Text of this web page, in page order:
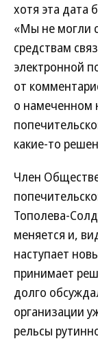
хотя эта дата
«Мы не могли
средствам
электронной
от
о намеченном
какие-то
Член
Тополева-
меняется и,
наступает
принимает
долго
организации
рельсы